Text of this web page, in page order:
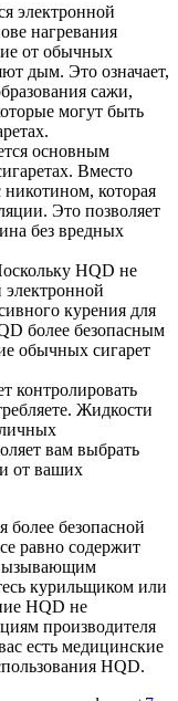
электронной
нагревания
от обычных
дым. Это означает,
сажи,
могут быть
основным
Вместо
никотином, которая
Это позволяет
без вредных
HQD не
электронной
курения для
более безопасным
обычных сигарет
контролировать
Жидкости
вам выбрать
от ваших
более безопасной
равно содержит
курильщиком или
HQD не
производителя
есть медицинские
HQD.